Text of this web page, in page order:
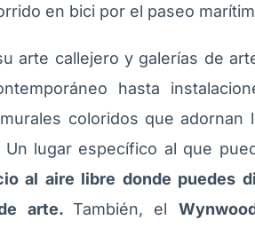
en bici por el paseo
arte callejero y galerías de
hasta
coloridos que adornan
lugar específico al que
al aire libre donde puedes
de arte.También, el